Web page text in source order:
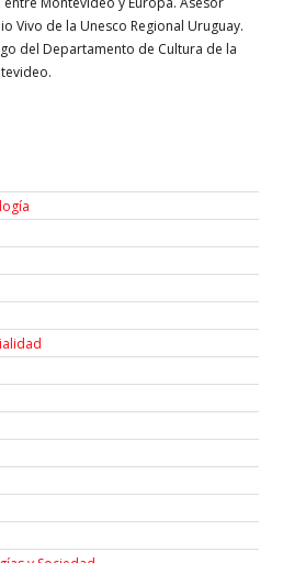
Vivo de la Unesco Regional Uruguay.
del Departamento de Cultura de la